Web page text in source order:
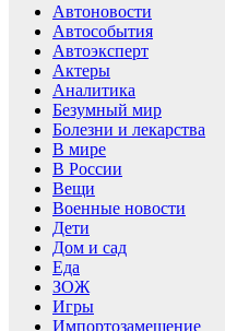
Автоновости
Автособытия
Автоэксперт
Актеры
Аналитика
Безумный мир
Болезни и лекарства
В мире
В России
Вещи
Военные новости
Дети
Дом и сад
Еда
ЗОЖ
Игры
Импортозамещение